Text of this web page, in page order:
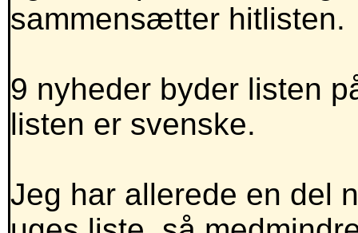
sammensætter hitlisten.
9 nyheder byder listen
listen er svenske.
Jeg har allerede en del